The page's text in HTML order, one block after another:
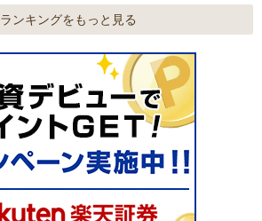
ランキングをもっと見る